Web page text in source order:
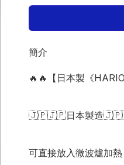
簡介
🔥🔥【日本製《
🇯🇵🇯🇵日本製造
可直接放入微波爐加